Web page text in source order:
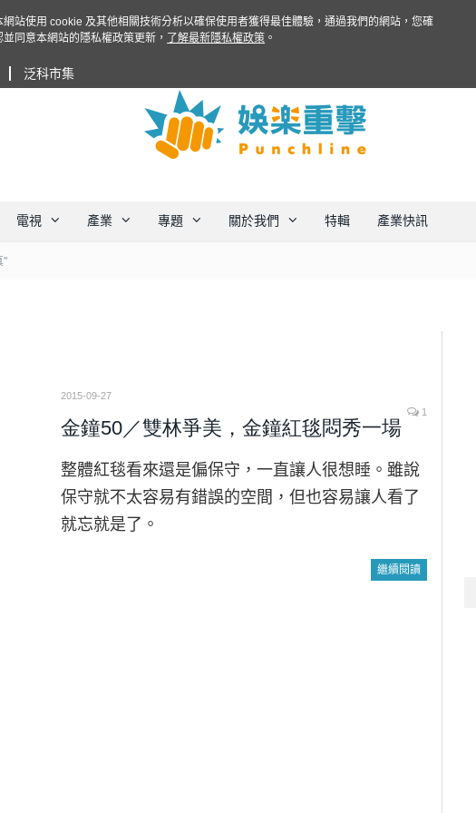
泛科市集
電視 產業 專題 關於我們 特輯 產業快訊
"
2015-09-27
1
金鐘50／雙林爭美，金鐘紅毯悶秀一場
整體紅毯看來還是偏保守，一直讓人很想睡。雖說
保守就不太容易有錯誤的空間，但也容易讓人看了
就忘就是了。
繼續閱讀
網站使用 cookie 及其他相關技術分析以確保使用者獲得最佳體驗，通過我們的網站，您確
並同意本網站的隱私權政策更新，
了解最新隱私權政策 。